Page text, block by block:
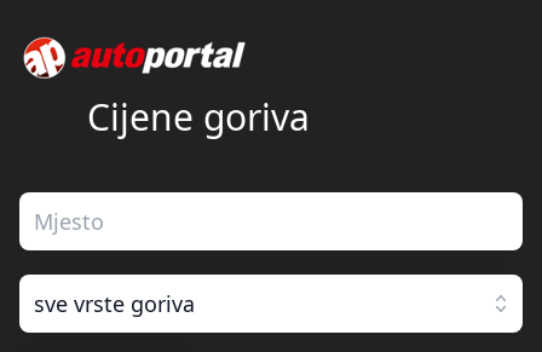
Cijene goriva
sve vrste goriva